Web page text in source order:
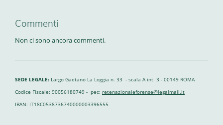
Commenti
Non ci sono ancora commenti.
SEDE LEGALE: Largo Gaetano La Loggia n. 33 - scala A int. 3 - 00149 ROMA
Codice Fiscale: 90056180749 - pec: retenazionaleforense@legalmail.it
IBAN: IT18C0538736740000003396555